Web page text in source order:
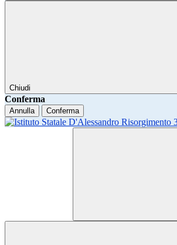
Chiudi
Conferma
Annulla Conferma